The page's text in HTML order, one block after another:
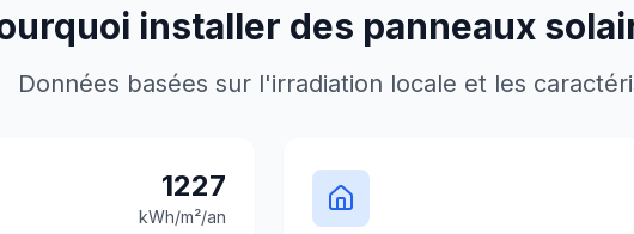
installer des panneaux
Données basées sur l'irradiation locale et les
1227
kWh/m²/an